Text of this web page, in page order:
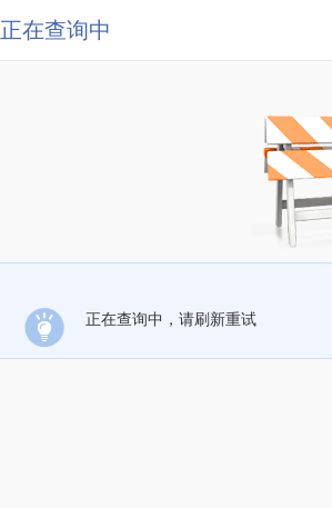
正在查询中
正在查询中，请刷新重试